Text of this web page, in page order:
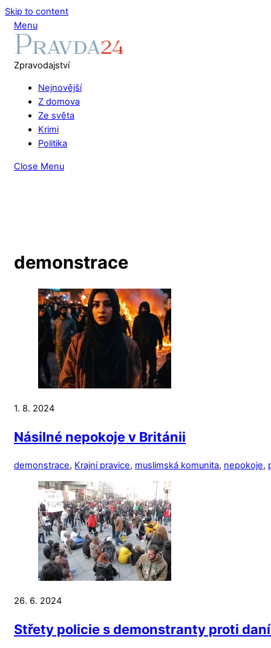
Skip to content
Menu
Zpravodajství
Nejnovější
Z domova
Ze světa
Krimi
Politika
Close Menu
demonstrace
1. 8. 2024
Násilné nepokoje v Británii
demonstrace, Krajní pravice, muslimská komunita, nepokoje,
26. 6. 2024
Střety policie s demonstranty proti